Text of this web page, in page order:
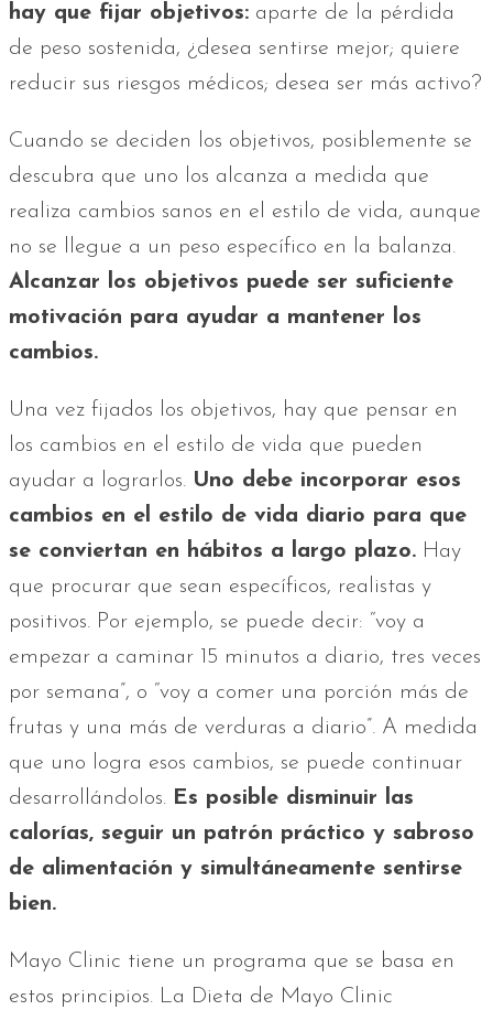
hay que fijar objetivos: aparte de la pérdida
de peso sostenida, ¿desea sentirse mejor; quiere
reducir sus riesgos médicos; desea ser más activo?
Cuando se deciden los objetivos, posiblemente se
descubra que uno los alcanza a medida que
realiza cambios sanos en el estilo de vida, aunque
no se llegue a un peso específico en la balanza.
Alcanzar los objetivos puede ser suficiente
motivación para ayudar a mantener los
cambios.
Una vez fijados los objetivos, hay que pensar en
los cambios en el estilo de vida que pueden
ayudar a lograrlos. Uno debe incorporar esos
cambios en el estilo de vida diario para que
se conviertan en hábitos a largo plazo. Hay
que procurar que sean específicos, realistas y
positivos. Por ejemplo, se puede decir: “voy a
empezar a caminar 15 minutos a diario, tres veces
por semana”, o “voy a comer una porción más de
frutas y una más de verduras a diario”. A medida
que uno logra esos cambios, se puede continuar
desarrollándolos. Es posible disminuir las
calorías, seguir un patrón práctico y sabroso
de alimentación y simultáneamente sentirse
bien.
Mayo Clinic tiene un programa que se basa en
estos principios. La Dieta de Mayo Clinic